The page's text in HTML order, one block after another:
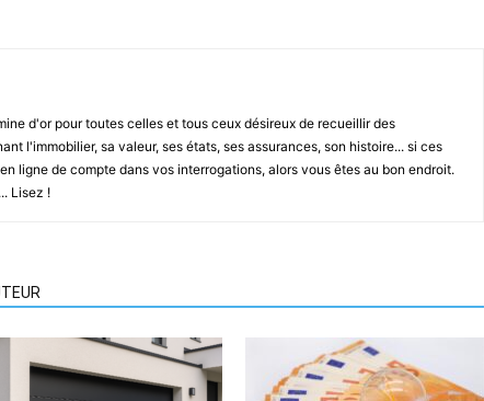
d'or pour toutes celles et tous ceux désireux de recueillir des
l'immobilier, sa valeur, ses états, ses assurances, son histoire... si ces
ligne de compte dans vos interrogations, alors vous êtes au bon endroit.
Lisez !